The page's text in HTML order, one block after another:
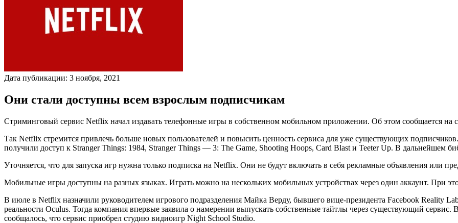
Дата публикации: 3 ноября, 2021
Они стали доступны всем взрослым подписчикам
Стриминговый сервис Netflix начал издавать телефонные игры в собственном мобильном приложении. Об этом сообщается на
Так Netflix стремится привлечь больше новых пользователей и повысить ценность сервиса для уже существующих
получили доступ к Stranger Things: 1984, Stranger Things — 3: The Game, Shooting Hoops, Card Blast и Teeter Up. В дальнейшем
Уточняется, что для запуска игр нужна только подписка на Netflix. Они не будут включать в себя рекламные объявления или
Мобильные игры доступны на разных языках. Играть можно на нескольких мобильных устройствах через один аккаунт. При
В июле в Netflix назначили руководителем игрового подразделения Майка Верду, бывшего вице-президента Facebook Reality
реальности Oculus. Тогда компания впервые заявила о намерении выпускать собственные тайтлы через существующий сервис.
сообщалось, что сервис приобрел студию видиоигр Night School Studio.